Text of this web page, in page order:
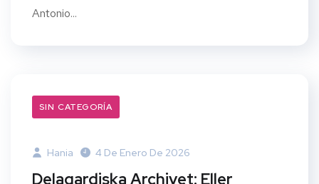
Antonio...
SIN CATEGORÍA
Hania 4 De Enero De 2026
Delagardiska Archivet: Eller